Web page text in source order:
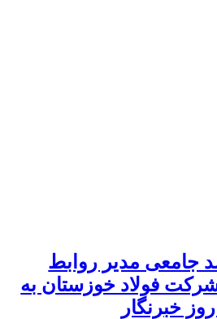
جامعی مدیر روابط
فولاد خوزستان به
خبرنگار